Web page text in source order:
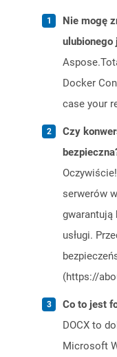
Nie mogę
ulubionego
Docker
case your
Czy
serwerów
gwarantują
usługi.
(https://
Co to jest
DOCX to
Microsoft